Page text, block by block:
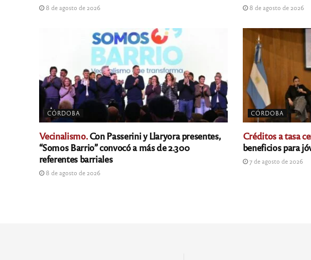
8 de agosto de 2026 8 de agosto de 2026
CÓRDOBA
Vecinalismo.Con Passerini y Llaryora presentes,
“Somos Barrio” convocó a más de 2.300
referentes barriales
8 de agosto de 2026
CÓRDOBA
Créditos a tasa
beneficios para
7 de agosto de 2026